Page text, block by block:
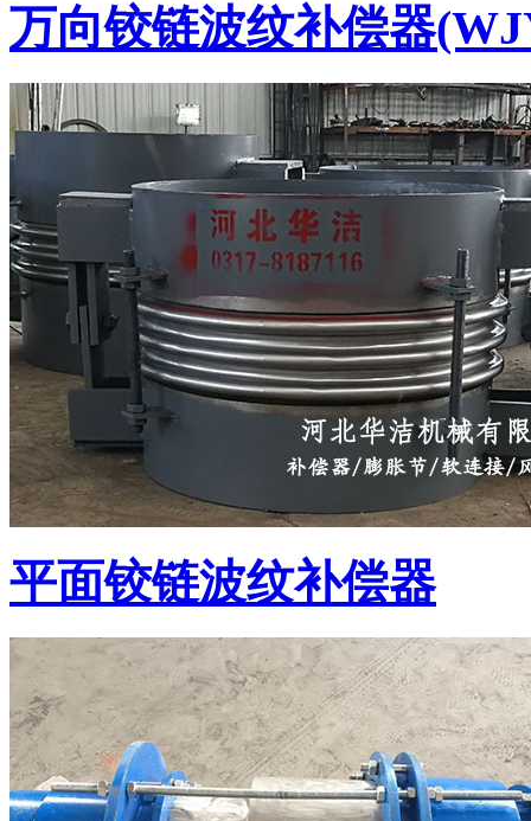
万向铰链波纹补偿器
平面铰链波纹补偿器